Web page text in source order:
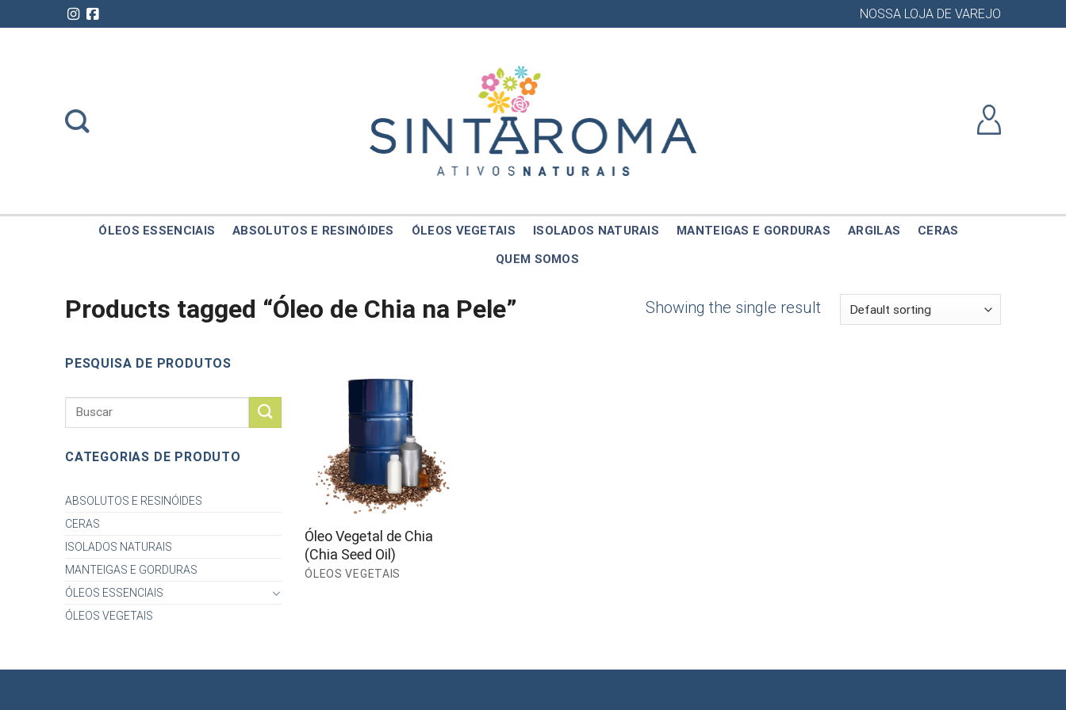
to
NOSSA LOJA DE VAREJO
ÓLEOS ESSENCIAIS ABSOLUTOS E RESINÓIDES ÓLEOS VEGETAIS ISOLADOS NATURAIS MANTEIGAS E GORDURAS ARGILAS
CERAS
QUEM SOMOS
Products tagged “Óleo de Chia na Pele” Showing the single result
PESQUISA DE PRODUTOS
Search
CATEGORIAS DE PRODUTO
ABSOLUTOS E RESINÓIDES
CERAS
ISOLADOS NATURAIS
MANTEIGAS E GORDURAS
ÓLEOS ESSENCIAIS
ÓLEOS VEGETAIS
ÓLEOS VEGETAIS
Óleo Vegetal de Chia
(Chia Seed Oil)